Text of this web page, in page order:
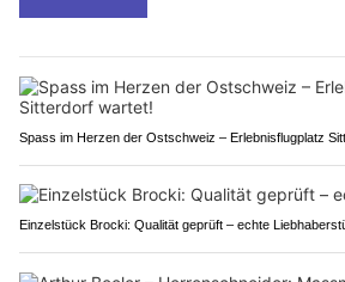
Spass im Herzen der Ostschweiz – Erlebnisflugplatz
Einzelstück Brocki: Qualität geprüft – echte